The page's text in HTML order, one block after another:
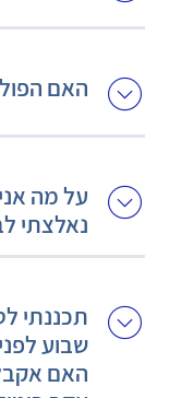
האם
על מה
נאלצתי
תכננתי
שבוע
האם